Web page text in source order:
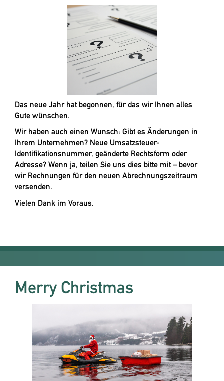
Das neue Jahr hat begonnen, für das wir Ihnen alles
Gute wünschen.
Wir haben auch einen Wunsch: Gibt es Änderungen in
Ihrem Unternehmen? Neue Umsatzsteuer-
Identifikationsnummer, geänderte Rechtsform oder
Adresse? Wenn ja, teilen Sie uns dies bitte mit – bevor
wir Rechnungen für den neuen Abrechnungszeitraum
versenden.
Vielen Dank im Voraus.
Merry Christmas